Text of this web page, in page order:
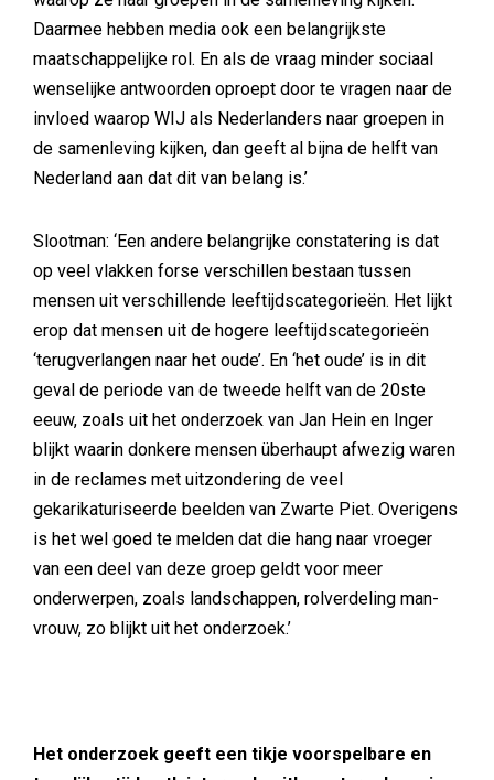
Daarmee hebben media ook een belangrijkste
maatschappelijke rol. En als de vraag minder sociaal
wenselijke antwoorden oproept door te vragen naar de
invloed waarop WIJ als Nederlanders naar groepen in
de samenleving kijken, dan geeft al bijna de helft van
Nederland aan dat dit van belang is.’
Slootman: ‘Een andere belangrijke constatering is dat
op veel vlakken forse verschillen bestaan tussen
mensen uit verschillende leeftijdscategorieën. Het lijkt
erop dat mensen uit de hogere leeftijdscategorieën
‘terugverlangen naar het oude’. En ‘het oude’ is in dit
geval de periode van de tweede helft van de 20ste
eeuw, zoals uit het onderzoek van Jan Hein en Inger
blijkt waarin donkere mensen überhaupt afwezig waren
in de reclames met uitzondering de veel
gekarikaturiseerde beelden van Zwarte Piet. Overigens
is het wel goed te melden dat die hang naar vroeger
van een deel van deze groep geldt voor meer
onderwerpen, zoals landschappen, rolverdeling man-
vrouw, zo blijkt uit het onderzoek.’
Het onderzoek geeft een tikje voorspelbare en